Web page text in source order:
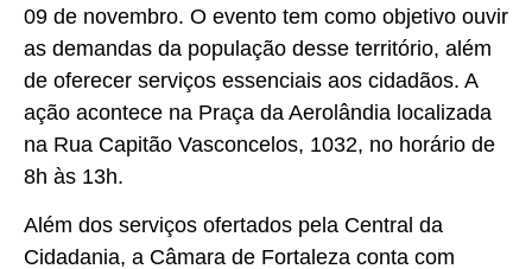
09 de novembro. O evento tem como objetivo ouvir
as demandas da população desse território, além
de oferecer serviços essenciais aos cidadãos. A
ação acontece na Praça da Aerolândia localizada
na Rua Capitão Vasconcelos, 1032, no horário de
8h às 13h.
Além dos serviços ofertados pela Central da
Cidadania, a Câmara de Fortaleza conta com